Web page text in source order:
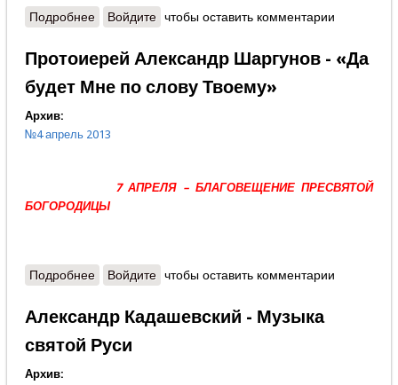
Подробнеео Владимир Панков - Образец веры и благочестия
Войдите чтобы оставить комментарии
Протоиерей Александр Шаргунов - «Да
будет Мне по слову Твоему»
Архив:
№4 апрель 2013
7 АПРЕЛЯ – БЛАГОВЕЩЕНИЕ ПРЕСВЯТОЙ
БОГОРОДИЦЫ
Подробнеео Протоиерей Александр Шаргунов - «Да будет
Войдите чтобы оставить комментарии
Александр Кадашевский - Музыка
святой Руси
Архив: